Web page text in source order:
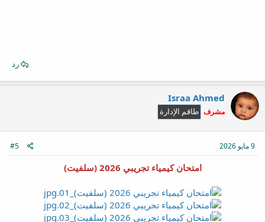
رد
Israa Ahmed
مشرف طاقم الإدارة
9 مايو 2026 #5
امتحان كيمياء تجريبي 2026 (سلفيت)